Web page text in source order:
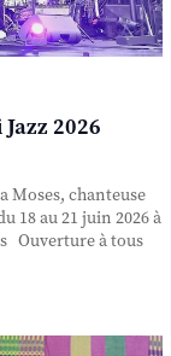
2026
Moses, chanteuse
18 au 21 juin 2026 à
Ouverture à tous